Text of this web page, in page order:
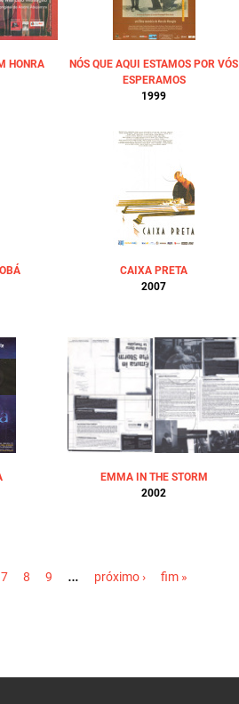
HONRA
NÓS QUE AQUI ESTAMOS POR VÓS
ESPERAMOS
1999
CAIXA PRETA
2007
EMMA IN THE STORM
2002
7 8 9 … próximo › fim »